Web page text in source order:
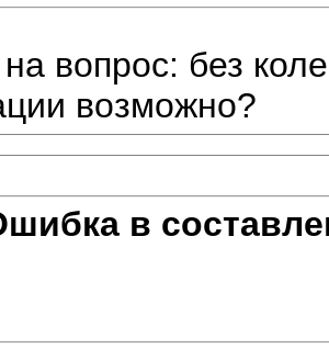
на вопрос: без
возможно?
в